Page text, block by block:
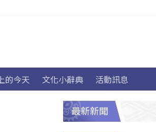
的今天 文化小辭典 活動訊息
最新新聞